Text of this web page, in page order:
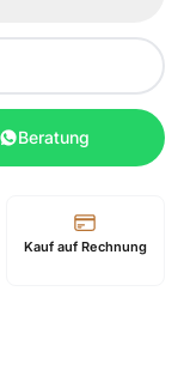
Beratung
Kauf auf Rechnung